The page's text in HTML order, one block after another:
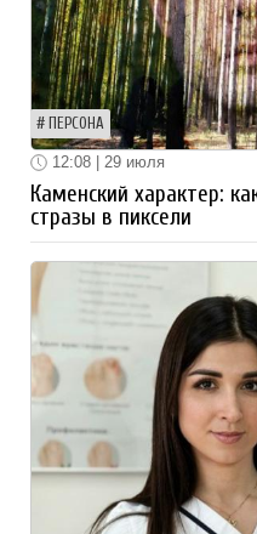
ПЕРСОНА
12:08 | 29 июля
Каменский характер:
стразы в пиксели